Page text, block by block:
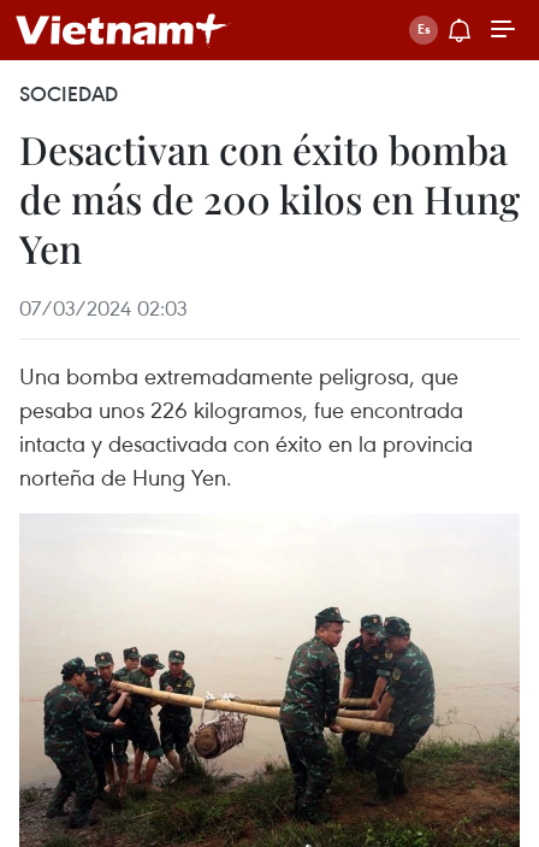
SOCIEDAD
Desactivan con éxito bomba
de más de 200 kilos en Hung
Yen
07/03/2024 02:03
Una bomba extremadamente peligrosa, que
pesaba unos 226 kilogramos, fue encontrada
intacta y desactivada con éxito en la provincia
norteña de Hung Yen.